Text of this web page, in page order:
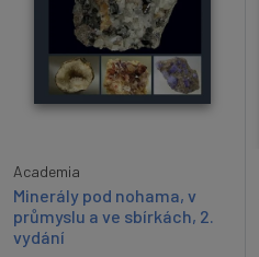
Academia
Minerály pod nohama, v
průmyslu a ve sbírkách, 2.
vydání